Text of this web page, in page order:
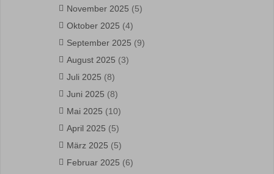
November 2025 (5)
Oktober 2025 (4)
September 2025 (9)
August 2025 (3)
Juli 2025 (8)
Juni 2025 (8)
Mai 2025 (10)
April 2025 (5)
März 2025 (5)
Februar 2025 (6)